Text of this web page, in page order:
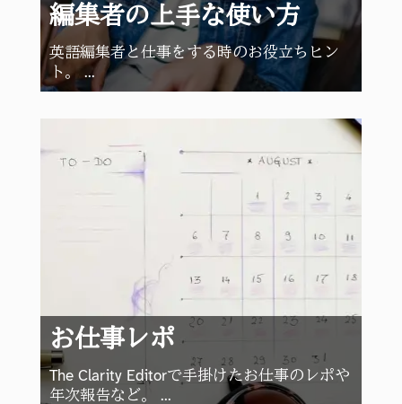
編集者の上手な使い方
英語編集者と仕事をする時のお役立ちヒン
ト。 ...
お仕事レポ
The Clarity Editorで手掛けたお仕事のレポや
年次報告など。 ...